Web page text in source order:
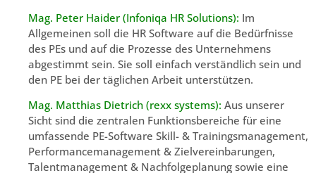
Mag. Peter Haider (Infoniqa HR Solutions): Im
Allgemeinen soll die HR Software auf die Bedürfnisse
des PEs und auf die Prozesse des Unternehmens
abgestimmt sein. Sie soll einfach verständlich sein und
den PE bei der täglichen Arbeit unterstützen.
Mag. Matthias Dietrich (rexx systems): Aus unserer
Sicht sind die zentralen Funktionsbereiche für eine
umfassende PE-Software Skill- & Trainingsmanagement,
Performancemanagement & Zielvereinbarungen,
Talentmanagement & Nachfolgeplanung sowie eine